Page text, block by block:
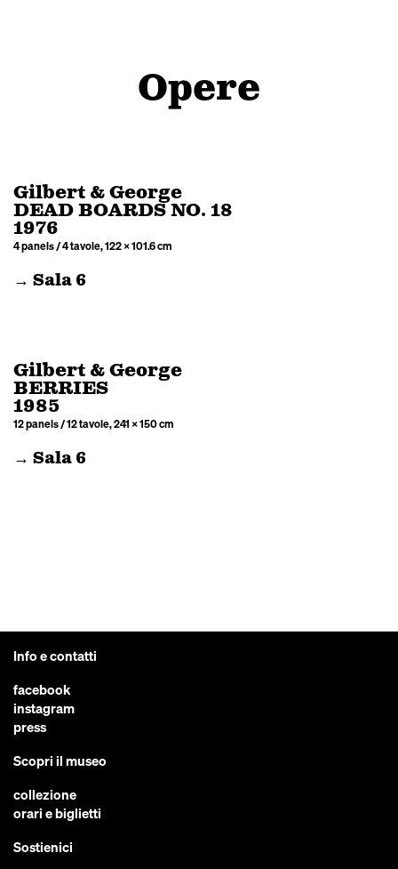
Opere
Gilbert & George
DEAD BOARDS NO. 18
1976
4 panels / 4 tavole, 122 × 101.6 cm
→ Sala 6
Gilbert & George
BERRIES
1985
12 panels / 12 tavole, 241 × 150 cm
→ Sala 6
Info e contatti
facebook
instagram
press
Scopri il museo
collezione
orari e biglietti
Sostienici